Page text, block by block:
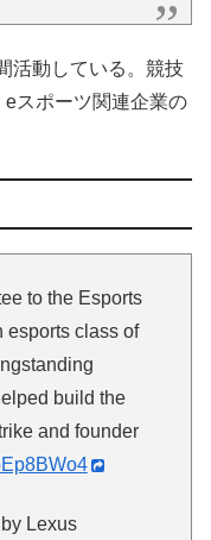
活動している。競技
スポーツ関連企業の
to the Esports
esports class of
build the
and founder
Lexus